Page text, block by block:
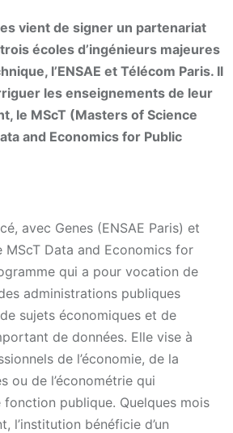
vient de signer un partenariat
écoles d’ingénieurs majeures
l’ENSAE et Télécom Paris. Il
les enseignements de leur
le MScT (Masters of Science
and Economics for Public
avec Genes (ENSAE Paris) et
MScT Data and Economics for
qui a pour vocation de
administrations publiques
sujets économiques et de
de données. Elle vise à
de l’économie, de la
ou de l’économétrie qui
publique. Quelques mois
l’institution bénéficie d’un